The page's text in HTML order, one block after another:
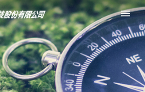
menu